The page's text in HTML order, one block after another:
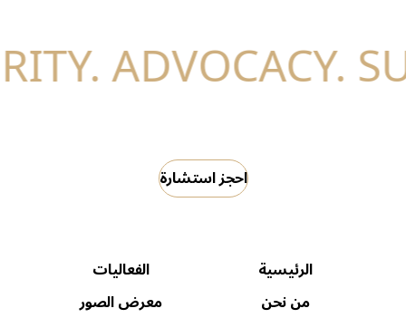
احجز استشارة
الرئيسية
من نحن
الفعاليات
معرض الصور